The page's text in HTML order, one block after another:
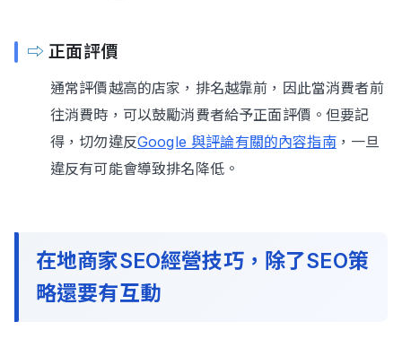
⇨正面評價
通常評價越高的店家，排名越靠前，因此當消費者前
往消費時，可以鼓勵消費者給予正面評價。但要記
得，切勿違反Google 與評論有關的內容指南，一旦
違反有可能會導致排名降低。
在地商家SEO經營技巧，除了SEO策
略還要有互動